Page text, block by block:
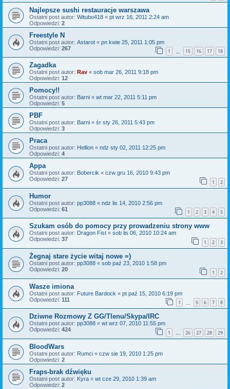
Najlepsze sushi restauracje warszawa
Ostatni post autor: Witubo418 « pt wrz 16, 2011 2:24 am
Odpowiedzi: 2
Freestyle N
Ostatni post autor: Astarot « pn kwie 25, 2011 1:05 pm
Odpowiedzi: 267 1 15 16 17 18
Zagadka
Ostatni post autor: Rav « sob mar 26, 2011 9:18 pm
Odpowiedzi: 12
Pomocy!!
Ostatni post autor: Barni « wt mar 22, 2011 5:11 pm
Odpowiedzi: 5
PBF
Ostatni post autor: Barni « śr sty 26, 2011 5:43 pm
Odpowiedzi: 3
Praca
Ostatni post autor: Hellion « ndz sty 02, 2011 12:25 pm
Odpowiedzi: 4
Appa
Ostatni post autor: Bobercik « czw gru 16, 2010 9:43 pm
Odpowiedzi: 27 1 2
Humor
Ostatni post autor: pp3088 « ndz lis 14, 2010 2:56 pm
Odpowiedzi: 61 1 2 3 4 5
Szukam osób do pomocy przy prowadzeniu strony www
Ostatni post autor: Dragon Fist « sob lis 06, 2010 10:24 am
Odpowiedzi: 37 1 2 3
Żegnaj stare życie witaj nowe =)
Ostatni post autor: pp3088 « sob paź 23, 2010 1:58 pm
Odpowiedzi: 20 1 2
Wasze imiona
Ostatni post autor: Future Bardock « pt paź 15, 2010 6:19 pm
Odpowiedzi: 111 1 5 6 7 8
Dziwne Rozmowy Z GG/Tlenu/Skypa/IRC
Ostatni post autor: pp3088 « wt wrz 07, 2010 11:55 pm
Odpowiedzi: 424 1 … 26 27 28 29
BloodWars
Ostatni post autor: Rumci « czw sie 19, 2010 1:25 pm
Odpowiedzi: 2
Fraps-brak dźwięku
Ostatni post autor: Kyra « wt cze 29, 2010 1:39 am
Odpowiedzi: 2